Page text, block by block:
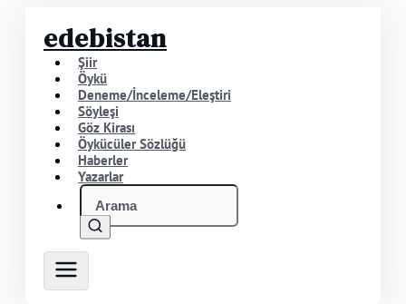
edebistan
Şiir
Öykü
Deneme/İnceleme/Eleştiri
Söyleşi
Göz Kirası
Öykücüler Sözlüğü
Haberler
Yazarlar